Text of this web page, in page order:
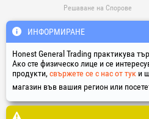
Решаване на Спорове
Полезни Линкове
ИНФОРМИРАНЕ
Honest General Trading практикува
Ако сте физическо лице и се
продукти, свържете се с нас от тук и
магазин във вашия регион или